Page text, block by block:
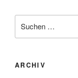
nach:
ARCHIV